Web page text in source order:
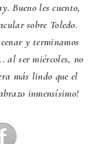
Bueno les cuento,
sobre Toledo.
y terminamos
al ser miércoles, no
más lindo que el
inmensísimo!